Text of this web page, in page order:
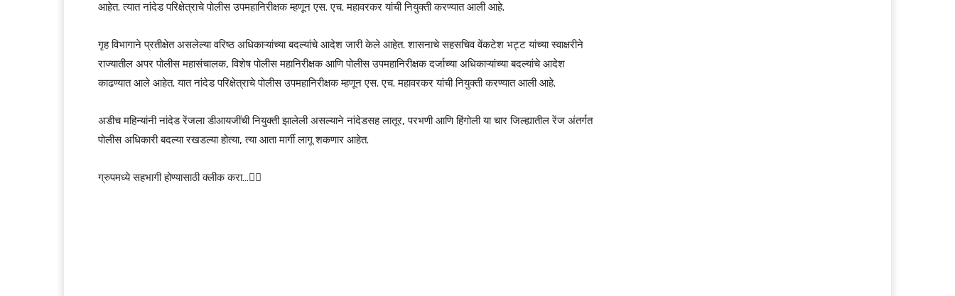
आहेत. त्यात नांदेड परिक्षेत्राचे पोलीस उपमहानिरीक्षक म्हणून एस. एच. महावरकर यांची नियुक्ती करण्यात आली आहे.
गृह विभागाने प्रतीक्षेत असलेल्या वरिष्ठ अधिकाऱ्यांच्या बदल्यांचे आदेश जारी केले आहेत. शासनाचे सहसचिव वेंकटेश भट्ट यांच्या स्वाक्षरीने
राज्यातील अपर पोलीस महासंचालक, विशेष पोलीस महानिरीक्षक आणि पोलीस उपमहानिरीक्षक दर्जाच्या अधिकाऱ्यांच्या बदल्यांचे आदेश
काढण्यात आले आहेत. यात नांदेड परिक्षेत्राचे पोलीस उपमहानिरीक्षक म्हणून एस. एच. महावरकर यांची नियुक्ती करण्यात आली आहे.
अडीच महिन्यांनी नांदेड रेंजला डीआयजींची नियुक्ती झालेली असल्याने नांदेडसह लातूर, परभणी आणि हिंगोली या चार जिल्ह्यातील रेंज अंतर्गत
पोलीस अधिकारी बदल्या रखडल्या होत्या, त्या आता मार्गी लागू शकणार आहेत.
ग्रुपमध्ये सहभागी होण्यासाठी क्लीक करा…👆🏻